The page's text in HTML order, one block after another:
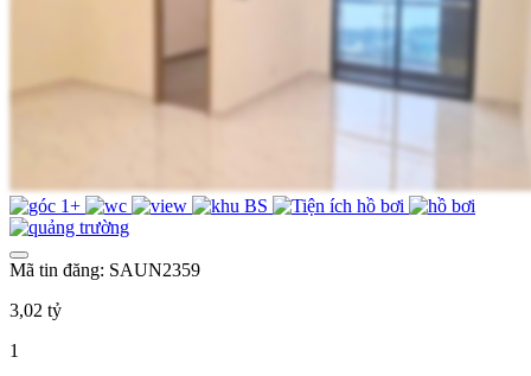
Mã tin đăng: SAUN2359
3,02 tỷ
1